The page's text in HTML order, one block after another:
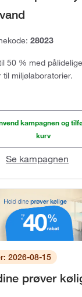
28023
50 % med pålidelige
til miljølaboratorier.
kampagnen og
kurv
Se kampagnen
2026-08-15
prøver